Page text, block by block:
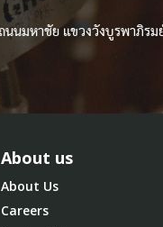
นมหาชัย แขวงวังบูรพาภิรม
About us
About Us
Careers